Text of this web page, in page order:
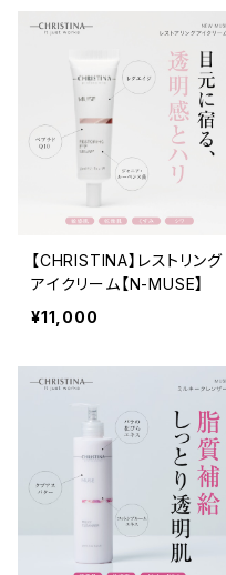
【CHRISTINA】レストリング
アイクリーム【N-MUSE】
¥11,000